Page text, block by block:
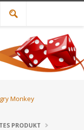
Monkey
PRODUKT